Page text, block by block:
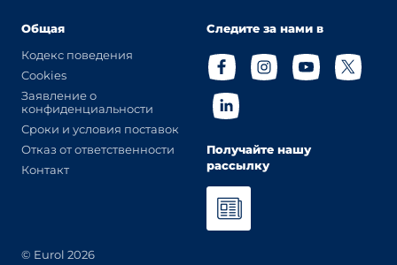
Общая
Кодекс поведения
Cookies
Заявление о
конфиденциальности
Сроки и условия поставок
Отказ от ответственности
Контакт
Следите за нами в
Получайте нашу
рассылку
© Eurol 2026